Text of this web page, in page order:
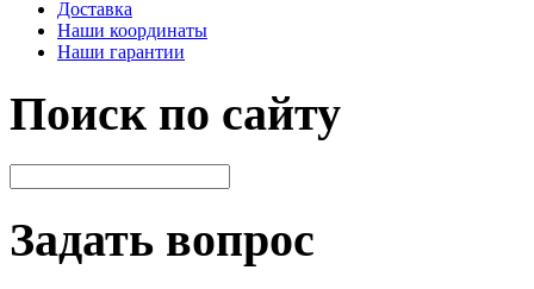
Доставка
Наши координаты
Наши гарантии
Поиск по сайту
Задать вопрос